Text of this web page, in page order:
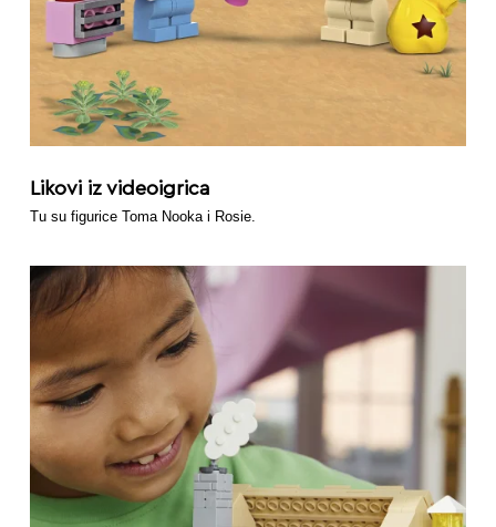
Likovi iz videoigrica
Tu su figurice Toma Nooka i Rosie.